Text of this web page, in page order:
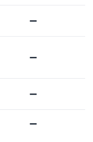
➖
➖
➖
➖